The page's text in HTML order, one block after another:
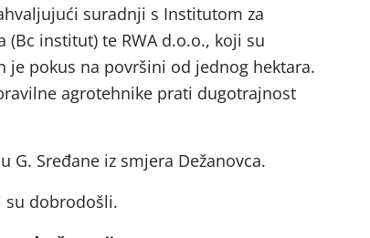
suradnji s Institutom za
institut) te RWA d.o.o., koji su
pokus na površini od jednog hektara.
agrotehnike prati dugotrajnost
G. Sređane iz smjera Dežanovca.
su dobrodošli.